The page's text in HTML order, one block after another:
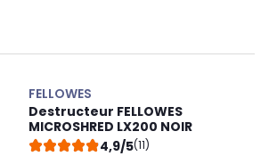
FELLOWES
Destructeur FELLOWES
MICROSHRED LX200 NOIR
4,9/5(11)